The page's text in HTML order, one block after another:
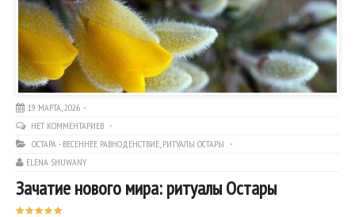
19 МАРТА, 2026
НЕТ КОММЕНТАРИЕВ
ОСТАРА - ВЕСЕННЕЕ РАВНОДЕНСТВИЕ РИТУАЛЫ ОСТАРЫ
ELENA SHUWANY
Зачатие нового мира: ритуалы Остары